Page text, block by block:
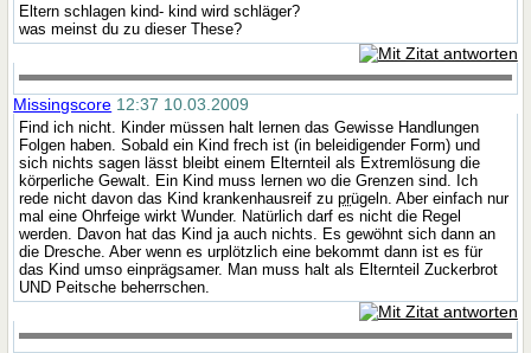
Eltern schlagen kind- kind wird schläger?
was meinst du zu dieser These?
Missingscore 12:37 10.03.2009
Find ich nicht. Kinder müssen halt lernen das Gewisse Handlungen
Folgen haben. Sobald ein Kind frech ist (in beleidigender Form) und
sich nichts sagen lässt bleibt einem Elternteil als Extremlösung die
körperliche Gewalt. Ein Kind muss lernen wo die Grenzen sind. Ich
rede nicht davon das Kind krankenhausreif zuprügeln. Aber einfach nur
mal eine Ohrfeige wirkt Wunder. Natürlich darf es nicht die Regel
werden. Davon hat das Kind ja auch nichts. Es gewöhnt sich dann an
die Dresche. Aber wenn es urplötzlich eine bekommt dann ist es für
das Kind umso einprägsamer. Man muss halt als Elternteil Zuckerbrot
UND Peitsche beherrschen.